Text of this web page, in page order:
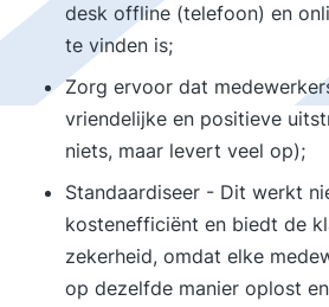
desk offline (telefoon) en
te vinden is;
Zorg ervoor dat
vriendelijke en positieve
niets, maar levert veel op);
Standaardiseer - Dit werkt
kostenefficiënt en biedt de
zekerheid, omdat elke
op dezelfde manier oplost